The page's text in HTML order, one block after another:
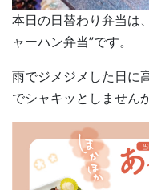
本日の日替わり弁当は
ャーハン弁当”です。
雨でジメジメした日に
でシャキッとしません